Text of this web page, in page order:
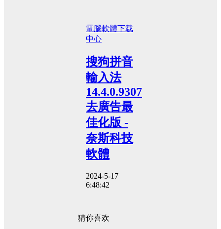
電腦軟體下载
中心
搜狗拼音
輸入法
14.4.0.9307
去廣告最
佳化版 -
奈斯科技
軟體
2024-5-17
6:48:42
猜你喜欢